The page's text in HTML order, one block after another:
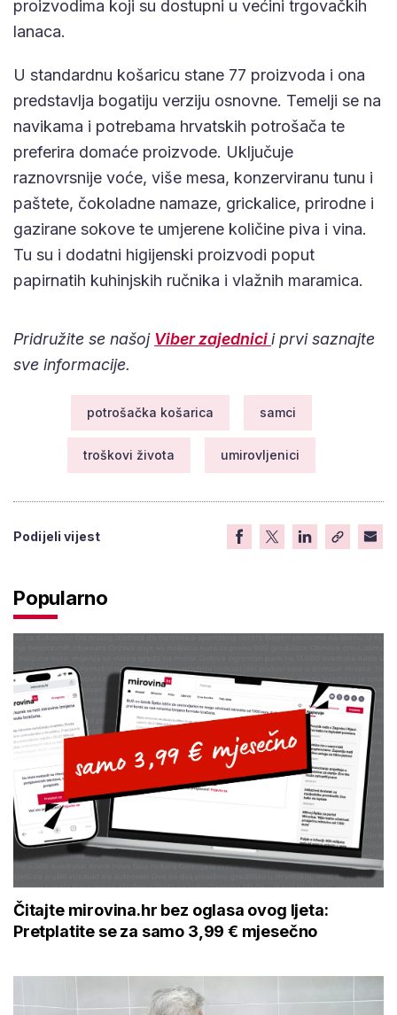
proizvodima koji su dostupni u većini trgovačkih
lanaca.
U standardnu košaricu stane 77 proizvoda i ona
predstavlja bogatiju verziju osnovne. Temelji se na
navikama i potrebama hrvatskih potrošača te
preferira domaće proizvode. Uključuje
raznovrsnije voće, više mesa, konzerviranu tunu i
paštete, čokoladne namaze, grickalice, prirodne i
gazirane sokove te umjerene količine piva i vina.
Tu su i dodatni higijenski proizvodi poput
papirnatih kuhinjskih ručnika i vlažnih maramica.
Pridružite se našoj Viber zajednicii prvi saznajte
sve informacije.
potrošačka košarica samci
troškovi života umirovljenici
Podijeli vijest
Popularno
Čitajte mirovina.hr bez oglasa ovog ljeta:
Pretplatite se za samo 3,99 € mjesečno